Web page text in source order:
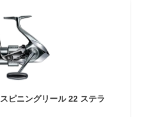
ピニングリール 22 ステラ